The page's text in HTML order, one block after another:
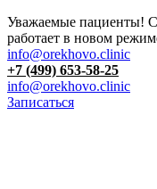
Уважаемые пациенты!
работает в новом
info@orekhovo.clinic
+7 (499) 653-58-25
info@orekhovo.clinic
Записаться